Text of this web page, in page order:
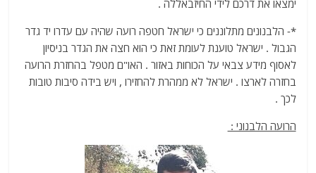
ימצאו את דרכם לידי החיזבאללה .
*- הלבנונים מתלוננים כי ישראל חטפה רועה שהיה עם עדרו יד גדר
הגבול . ישראל טוענת לעומת זאת כי הוא חצה את הגדר בניסיון
לאסוף מידע צבאי על הכוחות באזור . האו"ם מטפל בהחזרת הרועה
בחזרה לארצו . ישראל לא ממהרת להחזירו , ויש בידה סיבות טובות
לכך .
הרועה הלבנוני :